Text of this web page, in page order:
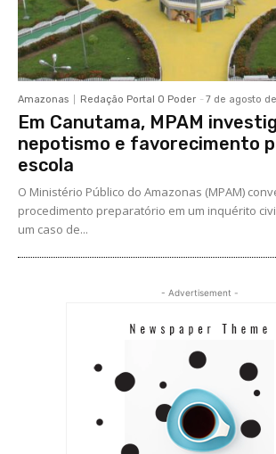
Amazonas Redação Portal O Poder - 7 de agosto
Em Canutama, MPAM
nepotismo e favorecimento
escola
O Ministério Público do Amazonas (MPAM)
procedimento preparatório em um inquérito
um caso de...
- Advertisement -